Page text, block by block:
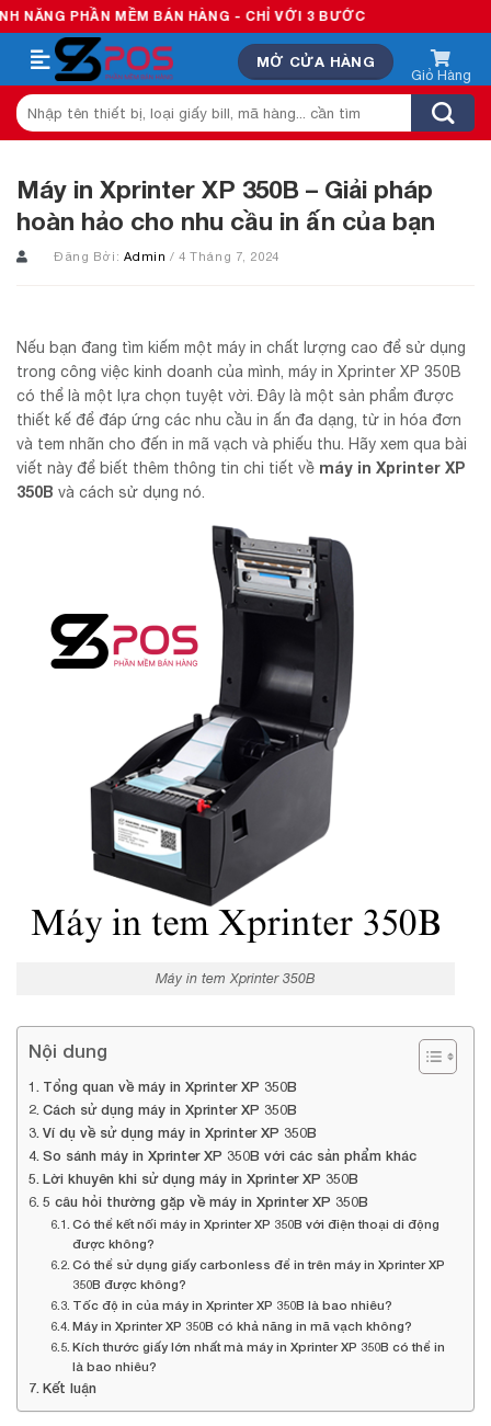
Skip
to
content
MỀM BÁN HÀNG - CHỈ VỚI 3 BƯỚC
MỞ CỬA HÀNG
Tìm
kiếm:
Máy in Xprinter XP 350B – Giải pháp
hoàn hảo cho nhu cầu in ấn của bạn
Đăng Bởi: Admin/ 4 Tháng 7, 2024
Nếu bạn đang tìm kiếm một máy in chất lượng cao để sử dụng
trong công việc kinh doanh của mình, máy in Xprinter XP 350B
có thể là một lựa chọn tuyệt vời. Đây là một sản phẩm được
thiết kế để đáp ứng các nhu cầu in ấn đa dạng, từ in hóa đơn
và tem nhãn cho đến in mã vạch và phiếu thu. Hãy xem qua bài
viết này để biết thêm thông tin chi tiết về máy in Xprinter XP
350B và cách sử dụng nó.
Máy in tem Xprinter 350B
Nội dung
Tổng quan về máy in Xprinter XP 350B
Cách sử dụng máy in Xprinter XP 350B
Ví dụ về sử dụng máy in Xprinter XP 350B
So sánh máy in Xprinter XP 350B với các sản phẩm khác
Lời khuyên khi sử dụng máy in Xprinter XP 350B
5 câu hỏi thường gặp về máy in Xprinter XP 350B
Có thể kết nối máy in Xprinter XP 350B với điện thoại di động
được không?
Có thể sử dụng giấy carbonless để in trên máy in Xprinter XP
350B được không?
Tốc độ in của máy in Xprinter XP 350B là bao nhiêu?
Máy in Xprinter XP 350B có khả năng in mã vạch không?
Kích thước giấy lớn nhất mà máy in Xprinter XP 350B có thể in
là bao nhiêu?
Kết luận